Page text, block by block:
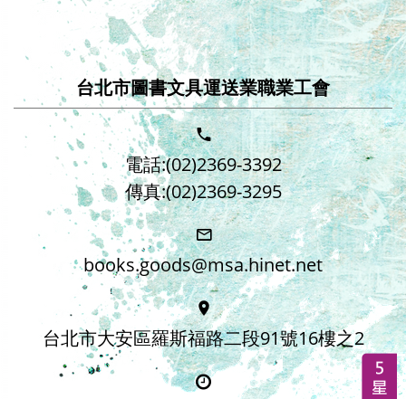
台北市圖書文具運送業職業工會
電話:(02)2369-3392
傳真:(02)2369-3295
books.goods@msa.hinet.net
台北市大安區羅斯福路二段91號16樓之2